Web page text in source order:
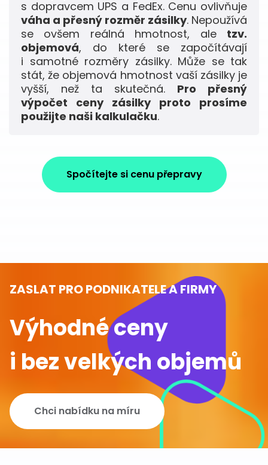
s dopravcem UPS a FedEx. Cenu ovlivňuje
váha a přesný rozměr zásilky. Nepoužívá
se ovšem reálná hmotnost, ale tzv.
objemová, do které se započítávají
i samotné rozměry zásilky. Může se tak
stát, že objemová hmotnost vaší zásilky je
vyšší, než ta skutečná. Pro přesný
výpočet ceny zásilky proto prosíme
použijte naši kalkulačku.
Spočítejte si cenu přepravy
ZASLAT PRO PODNIKATELE A FIRMY
Výhodné ceny
i bez velkých objemů
Chci nabídku na míru